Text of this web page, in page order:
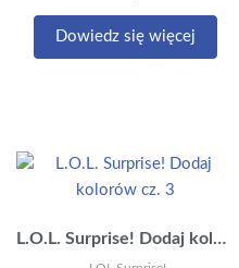
Dowiedz się więcej
L.O.L. Surprise! Dodaj kolorów cz. 3